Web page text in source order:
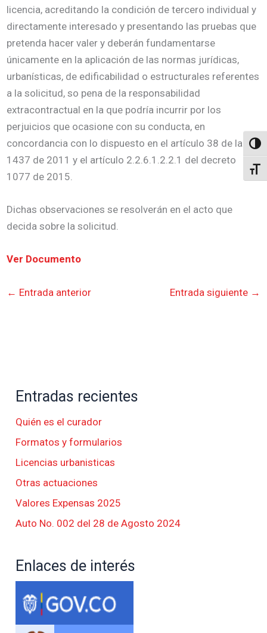
licencia, acreditando la condición de tercero individual y
directamente interesado y presentando las pruebas que
pretenda hacer valer y deberán fundamentarse
únicamente en la aplicación de las normas jurídicas,
urbanísticas, de edificabilidad o estructurales referentes
a la solicitud, so pena de la responsabilidad
extracontractual en la que podría incurrir por los
perjuicios que ocasione con su conducta, en
concordancia con lo dispuesto en el artículo 38 de la ley
1437 de 2011 y el artículo 2.2.6.1.2.2.1 del decreto
1077 de 2015.
Dichas observaciones se resolverán en el acto que
decida sobre la solicitud.
Ver Documento
← Entrada anterior Entrada siguiente →
Entradas recientes
Quién es el curador
Formatos y formularios
Licencias urbanisticas
Otras actuaciones
Valores Expensas 2025
Auto No. 002 del 28 de Agosto 2024
Enlaces de interés